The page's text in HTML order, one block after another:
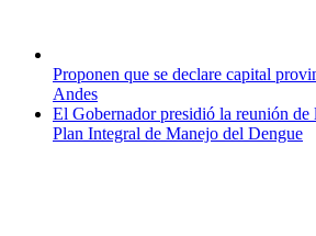
Proponen que se declare capital
Andes
El Gobernador presidió la reunión
Plan Integral de Manejo del Dengue